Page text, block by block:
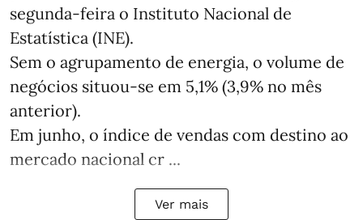
segunda-feira o Instituto Nacional de
Estatística (INE).
Sem o agrupamento de energia, o volume de
negócios situou-se em 5,1% (3,9% no mês
anterior).
Em junho, o índice de vendas com destino ao
mercado nacional cr ...
Ver mais